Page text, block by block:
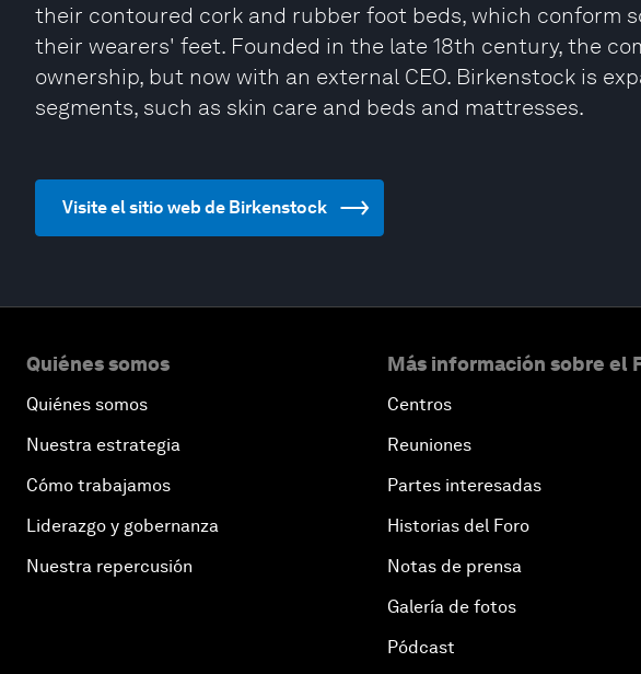
their contoured cork and rubber foot beds, which conform
their wearers' feet. Founded in the late 18th century, the
ownership, but now with an external CEO. Birkenstock is
segments, such as skin care and beds and mattresses.
Visite el sitio web de Birkenstock
Quiénes somos
Quiénes somos
Nuestra estrategia
Cómo trabajamos
Liderazgo y gobernanza
Nuestra repercusión
Más información sobre el
Centros
Reuniones
Partes interesadas
Historias del Foro
Notas de prensa
Galería de fotos
Pódcast